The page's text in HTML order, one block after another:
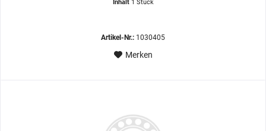
Inhalt 1 Stück
Artikel-Nr.: 1030405
Merken